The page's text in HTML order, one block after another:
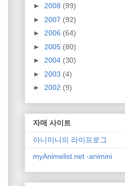
► 2008 (99)
► 2007 (92)
► 2006 (64)
► 2005 (80)
► 2004 (30)
► 2003 (4)
► 2002 (9)
자매 사이트
아니미니의 라이프로그
myAnimelist.net -animini